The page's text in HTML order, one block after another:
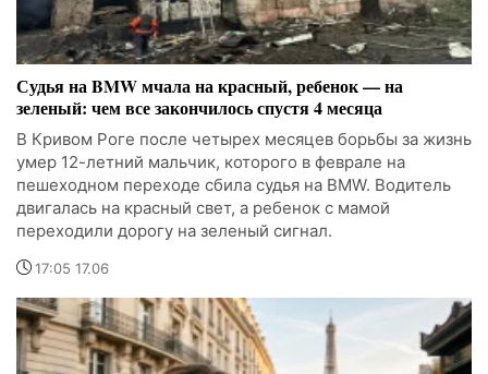
Судья на BMW мчала на красный, ребенок — на
зеленый: чем все закончилось спустя 4 месяца
В Кривом Роге после четырех месяцев борьбы за жизнь
умер 12-летний мальчик, которого в феврале на
пешеходном переходе сбила судья на BMW. Водитель
двигалась на красный свет, а ребенок с мамой
переходили дорогу на зеленый сигнал.
17:05 17.06